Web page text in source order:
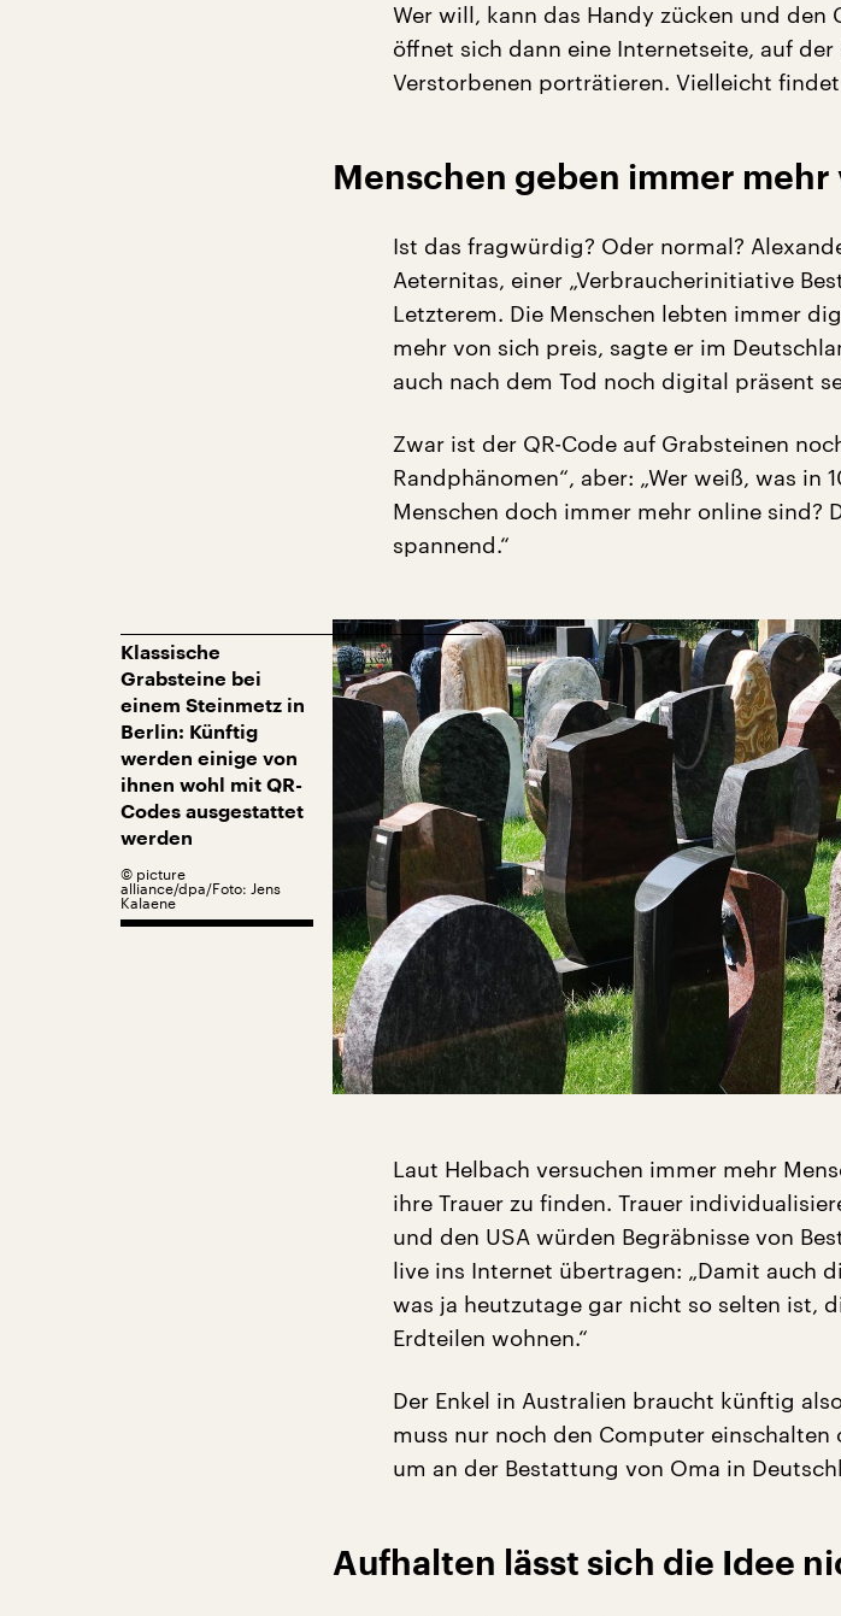
Wer will, kann das Handy zücken und den
öffnet sich dann eine Internetseite, auf
Verstorbenen porträtieren. Vielleicht
Menschen geben immer mehr
Ist das fragwürdig? Oder normal?
Aeternitas, einer „Verbraucherinitiative
Letzterem. Die Menschen lebten immer
mehr von sich preis, sagte er im
auch nach dem Tod noch digital präsent
Zwar ist der QR-Code auf Grabsteinen
Randphänomen“, aber: „Wer weiß, was in
Menschen doch immer mehr online sind?
spannend.“
Klassische
Grabsteine bei
einem Steinmetz in
Berlin: Künftig
werden einige von
ihnen wohl mit QR-
Codes ausgestattet
werden
© picture
alliance/dpa/Foto: Jens
Kalaene
Laut Helbach versuchen immer mehr
ihre Trauer zu finden. Trauer
und den USA würden Begräbnisse von
live ins Internet übertragen: „Damit auch
was ja heutzutage gar nicht so selten ist,
Erdteilen wohnen.“
Der Enkel in Australien braucht künftig
muss nur noch den Computer
um an der Bestattung von Oma in
Aufhalten lässt sich die Idee